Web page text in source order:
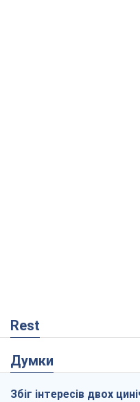
Rest
Думки
Збіг інтересів двох